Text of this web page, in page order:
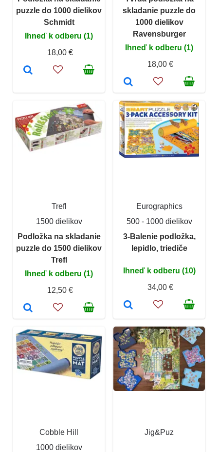
puzzle do 1000 dielikov
Schmidt
Ihneď k odberu (1)
18,00 €
skladanie puzzle do
1000 dielikov
Ravensburger
Ihneď k odberu (1)
18,00 €
Trefl
1500 dielikov
Podložka na skladanie
puzzle do 1500 dielikov
Trefl
Ihneď k odberu (1)
12,50 €
Eurographics
500 - 1000 dielikov
3-Balenie podložka,
lepidlo, triediče
Ihneď k odberu (10)
34,00 €
Cobble Hill
1000 dielikov
Jig&Puz